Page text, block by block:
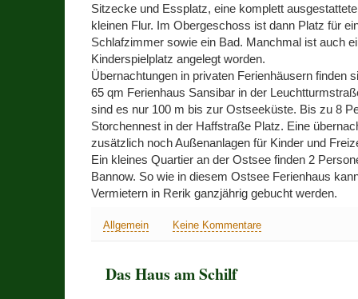
Sitzecke und Essplatz, eine komplett
kleinen Flur. Im Obergeschoss ist dann Platz für
Schlafzimmer sowie ein Bad. Manchmal ist auch
Kinderspielplatz angelegt worden.
Übernachtungen in privaten Ferienhäusern finden
65 qm Ferienhaus Sansibar in der
sind es nur 100 m bis zur Ostseeküste. Bis zu 8
Storchennest in der Haffstraße Platz. Eine
zusätzlich noch Außenanlagen für Kinder und
Ein kleines Quartier an der Ostsee finden 2
Bannow. So wie in diesem Ostsee Ferienhaus
Vermietern in Rerik ganzjährig gebucht werden.
Allgemein Keine Kommentare
Das Haus am Schilf